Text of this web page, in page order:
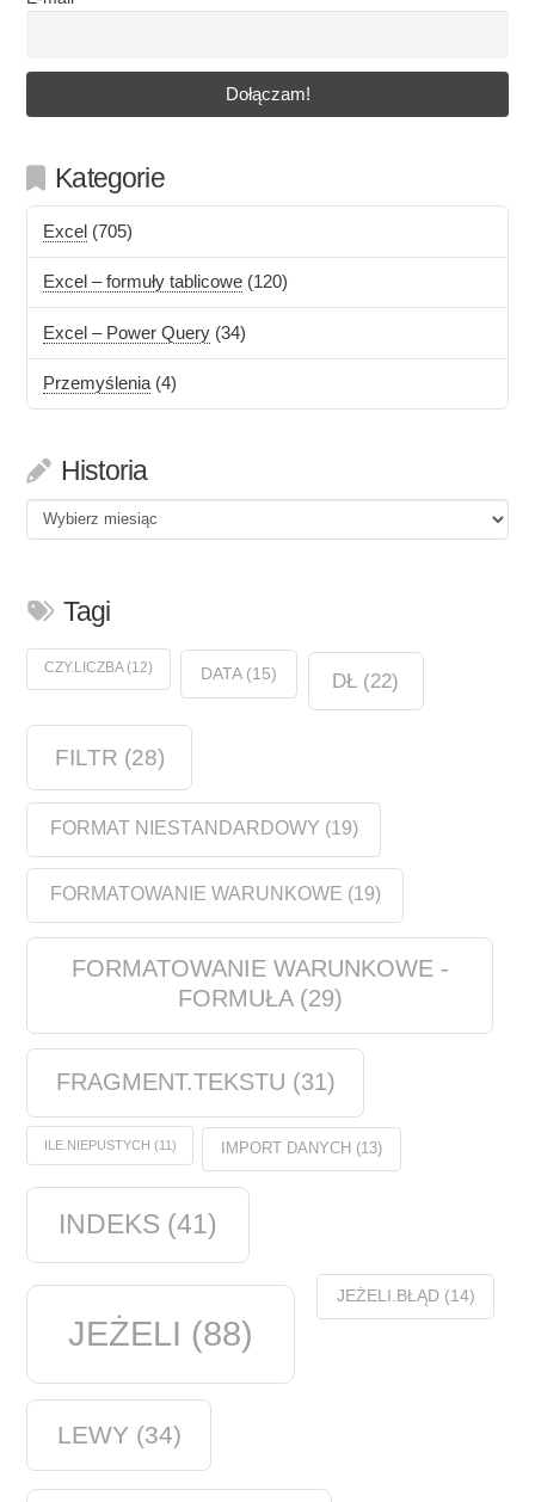
Kategorie
Excel (705)
Excel – formuły tablicowe (120)
Excel – Power Query (34)
Przemyślenia(4)
Historia
Historia
Tagi
CZY.LICZBA(12) DATA(15) DŁ (22)
FILTR (28)
FORMAT NIESTANDARDOWY (19)
FORMATOWANIE WARUNKOWE (19)
FORMATOWANIE WARUNKOWE -
FORMUŁA(29)
FRAGMENT.TEKSTU (31)
ILE.NIEPUSTYCH (11) IMPORT DANYCH(13)
INDEKS (41)
JEŻELI (88)
JEŻELI.BŁĄD(14)
LEWY (34)